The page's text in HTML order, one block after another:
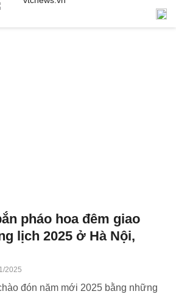
pháo hoa đêm giao
lịch 2025 ở Hà Nội,
2025
đón năm mới 2025 bằng những